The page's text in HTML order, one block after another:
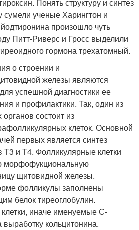
сумели ученые Харингтон и
произошло чуть
Питт-Риверс и Гросс выделили
гормона трехатомный.
о строении и
железы являются
успешной диагностики ее
и профилактики. Так, один из
состоит из
клеток. Основной
первых является синтез
Т3 и Т4. Фолликулярные клетки
морфофукциональную
щитовидной железы.
фолликулы заполнены
белок тиреоглобулин.
иначе именуемые С-
выработку кольцитонина.